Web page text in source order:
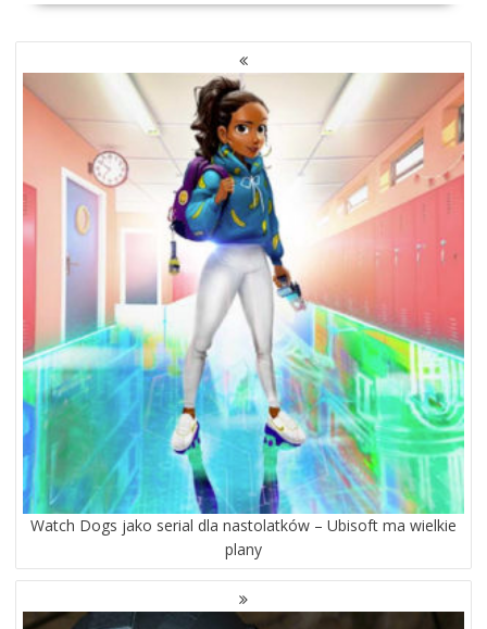
NAWIGACJA
PO
WPISACH
Watch Dogs jako serial dla nastolatków – Ubisoft ma wielkie
plany